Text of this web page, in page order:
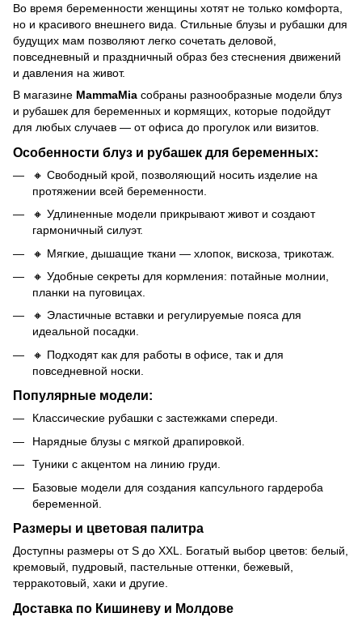
Во время беременности женщины хотят не только комфорта,
но и красивого внешнего вида. Стильные блузы и рубашки для
будущих мам позволяют легко сочетать деловой,
повседневный и праздничный образ без стеснения движений
и давления на живот.
В магазине MammaMia собраны разнообразные модели блуз
и рубашек для беременных и кормящих, которые подойдут
для любых случаев — от офиса до прогулок или визитов.
Особенности блуз и рубашек для беременных:
🔸 Свободный крой, позволяющий носить изделие на
протяжении всей беременности.
🔸 Удлиненные модели прикрывают живот и создают
гармоничный силуэт.
🔸 Мягкие, дышащие ткани — хлопок, вискоза, трикотаж.
🔸 Удобные секреты для кормления: потайные молнии,
планки на пуговицах.
🔸 Эластичные вставки и регулируемые пояса для
идеальной посадки.
🔸 Подходят как для работы в офисе, так и для
повседневной носки.
Популярные модели:
Классические рубашки с застежками спереди.
Нарядные блузы с мягкой драпировкой.
Туники с акцентом на линию груди.
Базовые модели для создания капсульного гардероба
беременной.
Размеры и цветовая палитра
Доступны размеры от S до XXL. Богатый выбор цветов: белый,
кремовый, пудровый, пастельные оттенки, бежевый,
терракотовый, хаки и другие.
Доставка по Кишиневу и Молдове